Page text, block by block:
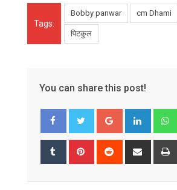
Tags:
Bobby panwar cm Dhami
पिटकुल
You can share this post!
Google+ LinkedIn
Tumblr Pinterest Reddit
Share